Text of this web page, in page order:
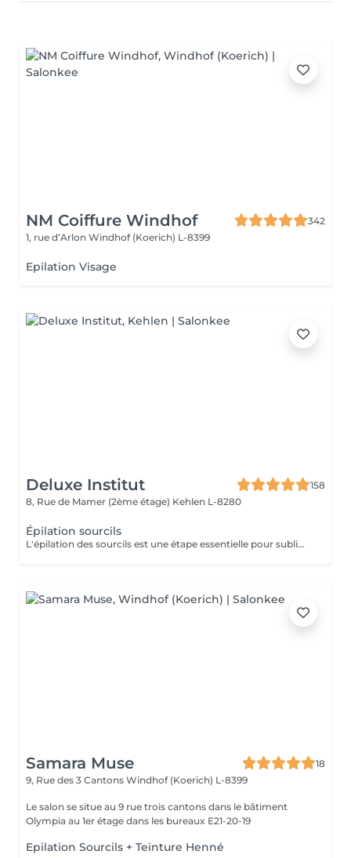
NM Coiffure Windhof
342
1, rue d’Arlon Windhof (Koerich) L-8399
Epilation Visage
Deluxe Institut
158
8, Rue de Mamer (2ème étage) Kehlen L-8280
Épilation sourcils
L'épilation des sourcils est une étape essentielle pour sublimer le regard et harmoniser les traits du visage. Que ce soit à la pince ou à la cire, bien dessiner ses sourcils apporte de nombreux bienfaits esthétiques et pratiques.
Samara Muse
18
9, Rue des 3 Cantons Windhof (Koerich) L-8399
Le salon se situe au 9 rue trois cantons dans le bâtiment
Olympia au 1er étage dans les bureaux E21-20-19
Epilation Sourcils + Teinture Henné